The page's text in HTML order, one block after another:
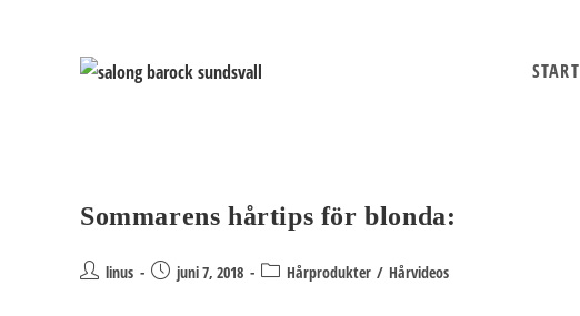
START
Sommarens hårtips för blonda:
Inläggsförfattare:
linus
Inläggetjuni 7, 2018 Inläggskategori:
Hårprodukter / Hårvideos